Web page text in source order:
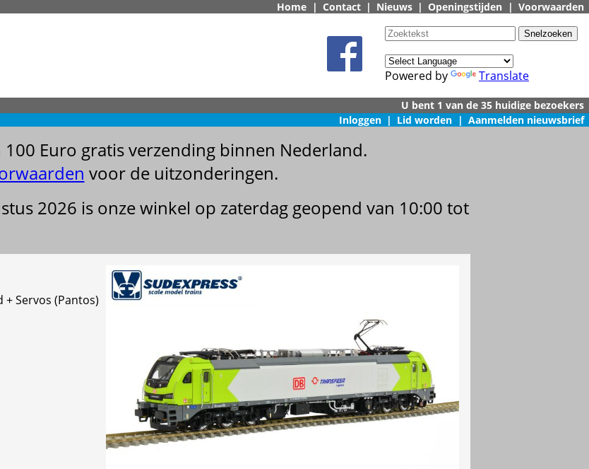
Home | Contact | Nieuws | Openingstijden | Voorwaarden
Powered by Translate
Inloggen | Lid worden | Aanmelden nieuwsbrief
100 Euro gratis verzending binnen Nederland.
voor de uitzonderingen.
2026 is onze winkel op zaterdag geopend van 10:00 tot
+ Servos (Pantos)